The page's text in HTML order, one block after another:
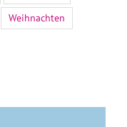
Weihnachten